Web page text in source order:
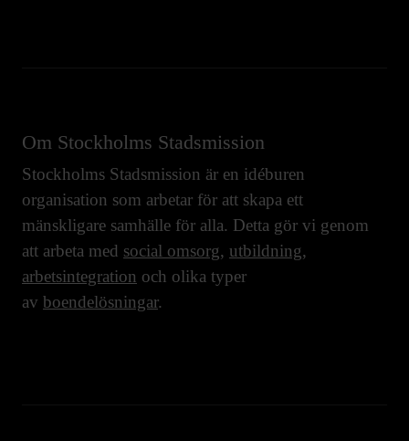
Om Stockholms Stadsmission
Stockholms Stadsmission är en idéburen
organisation som arbetar för att skapa ett
mänskligare samhälle för alla. Detta gör vi genom
att arbeta med social omsorg, utbildning,
arbetsintegration och olika typer
av boendelösningar.